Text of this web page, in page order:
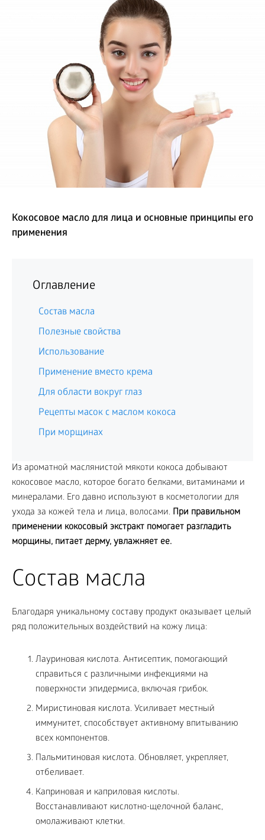
Кокосовое масло для лица и основные принципы его
применения
Оглавление
Состав масла
Полезные свойства
Использование
Применение вместо крема
Для области вокруг глаз
Рецепты масок с маслом кокоса
При морщинах
Из ароматной маслянистой мякоти кокоса добывают
кокосовое масло, которое богато белками, витаминами и
минералами. Его давно используют в косметологии для
ухода за кожей тела и лица, волосами. При правильном
применении кокосовый экстракт помогает разгладить
морщины, питает дерму, увлажняет ее.
Состав масла
Благодаря уникальному составу продукт оказывает целый
ряд положительных воздействий на кожу лица:
Лауриновая кислота. Антисептик, помогающий
справиться с различными инфекциями на
поверхности эпидермиса, включая грибок.
Миристиновая кислота. Усиливает местный
иммунитет, способствует активному впитыванию
всех компонентов.
Пальмитиновая кислота. Обновляет, укрепляет,
отбеливает.
Каприновая и каприловая кислоты.
Восстанавливают кислотно-щелочной баланс,
омолаживают клетки.